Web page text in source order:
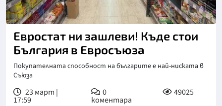
Евростат ни зашлеви! Къде стои
България в Евросъюза
Покупателната способност на българите е най-ниската в
Съюза
23 март |
17:59
0
коментара
49025